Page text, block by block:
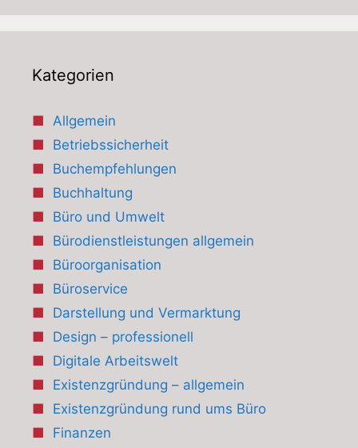
Kategorien
Allgemein
Betriebssicherheit
Buchempfehlungen
Buchhaltung
Büro und Umwelt
Bürodienstleistungen allgemein
Büroorganisation
Büroservice
Darstellung und Vermarktung
Design – professionell
Digitale Arbeitswelt
Existenzgründung – allgemein
Existenzgründung rund ums Büro
Finanzen